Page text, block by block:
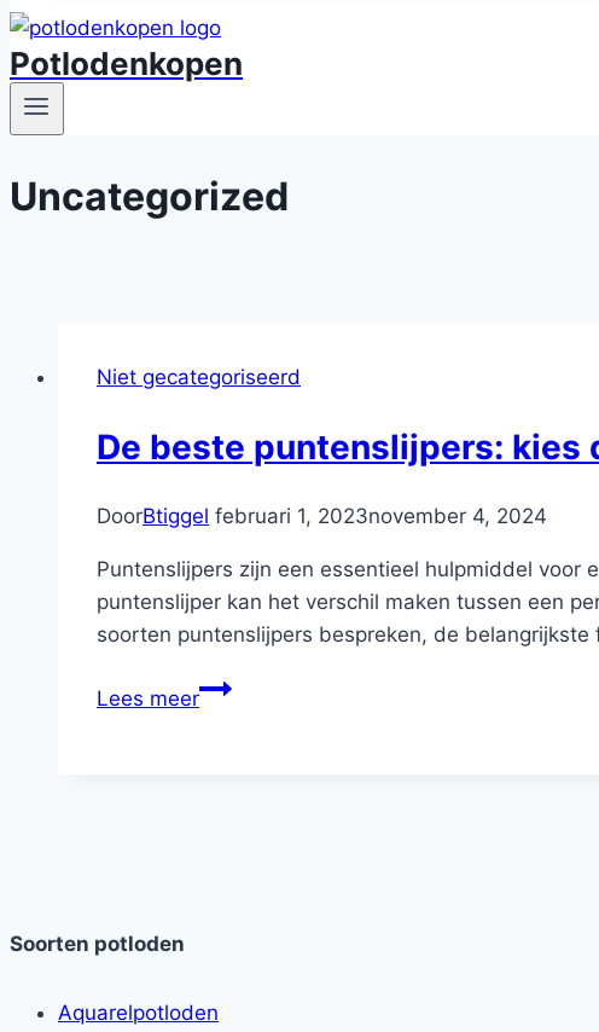
Potlodenkopen
Uncategorized
Niet gecategoriseerd
De beste puntenslijpers:
DoorBtiggel februari 1, 2023november 4, 2024
Puntenslijpers zijn een essentieel hulpmiddel
puntenslijper kan het verschil maken tussen een
soorten puntenslijpers bespreken, de
Lees meerDe
Soorten potloden
Aquarelpotloden